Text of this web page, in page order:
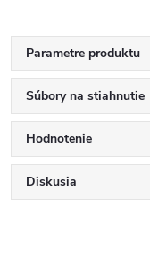
Parametre produktu
Súbory na stiahnutie
Hodnotenie
Diskusia